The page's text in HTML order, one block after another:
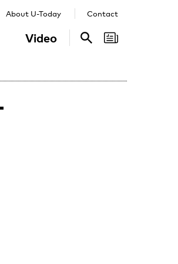
Video
About U-Today Contact
Search